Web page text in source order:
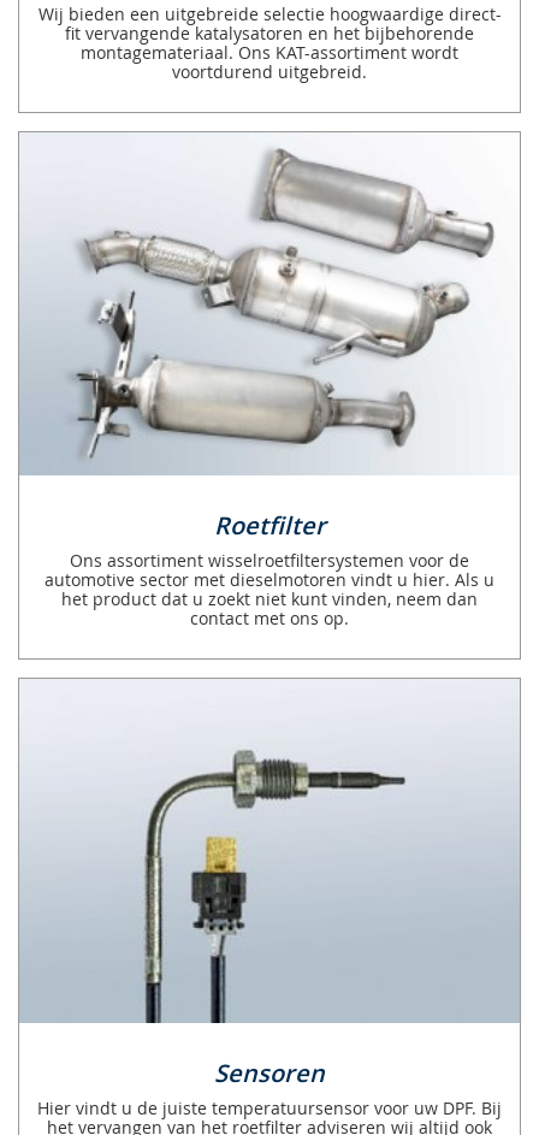
Wij bieden een uitgebreide selectie hoogwaardige direct-
fit vervangende katalysatoren en het bijbehorende
montagemateriaal. Ons KAT-assortiment wordt
voortdurend uitgebreid.
Roetfilter
Ons assortiment wisselroetfiltersystemen voor de
automotive sector met dieselmotoren vindt u hier. Als u
het product dat u zoekt niet kunt vinden, neem dan
contact met ons op.
Sensoren
Hier vindt u de juiste temperatuursensor voor uw DPF. Bij
het vervangen van het roetfilter adviseren wij altijd ook